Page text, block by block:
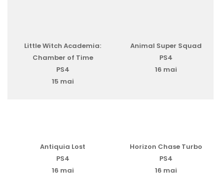
Little Witch Academia:
Chamber of Time
PS4
15 mai
Animal Super Squad
PS4
16 mai
Antiquia Lost
PS4
16 mai
Horizon Chase Turbo
PS4
16 mai